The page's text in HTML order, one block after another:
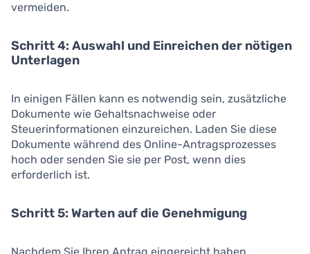
vermeiden.
Schritt 4: Auswahl und Einreichen der nötigen
Unterlagen
In einigen Fällen kann es notwendig sein, zusätzliche
Dokumente wie Gehaltsnachweise oder
Steuerinformationen einzureichen. Laden Sie diese
Dokumente während des Online-Antragsprozesses
hoch oder senden Sie sie per Post, wenn dies
erforderlich ist.
Schritt 5: Warten auf die Genehmigung